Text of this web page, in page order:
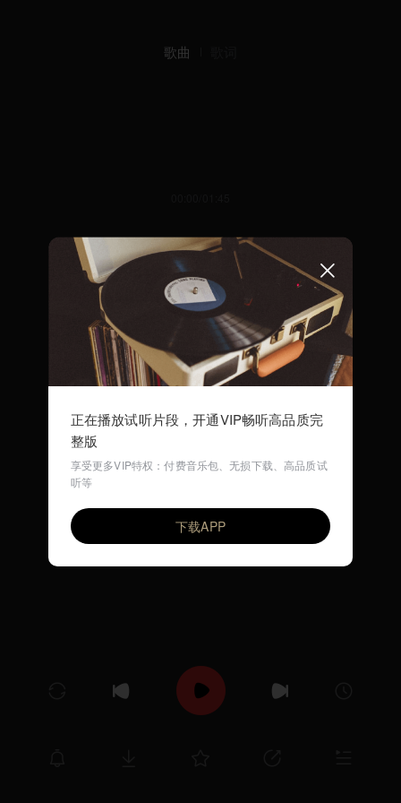
歌曲
I Am a Policeman(早教英文歌)
环尼宝贝儿歌
正在播放试听片段，开通VIP畅听高品质完
整版
享受更多VIP特权：付费音乐包、无损下载、高品质试
听等
下载APP
